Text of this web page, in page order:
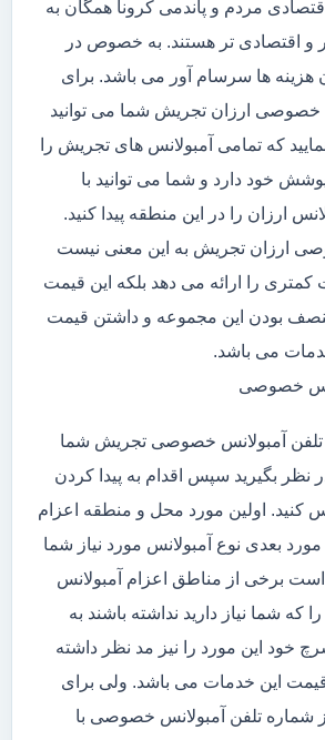
مردم و پاندمی کرونا همگان به
و اقتصادی تر هستند. به خصوص در
هزینه ها سرسام آور می باشد. برای
خصوصی ارزان تجریش شما می توانید
که تمامی آمبولانس های تجریش را
خود دارد و شما می توانید با
ارزان را در این منطقه پیدا کنید.
ارزان تجریش به این معنی نیست
را ارائه می دهد بلکه این قیمت
بودن این مجموعه و داشتن قیمت
می باشد.
خصوصی
تلفن آمبولانس خصوصی تجریش شما
نظر بگیرید سپس اقدام به پیدا کردن
کنید. اولین مورد محل و منطقه اعزام
بعدی نوع آمبولانس مورد نیاز شما
برخی از مناطق اعزام آمبولانس
که شما نیاز دارید نداشته باشند به
خود این مورد را نیز مد نظر داشته
این خدمات می باشد. ولی برای
شماره تلفن آمبولانس خصوصی با